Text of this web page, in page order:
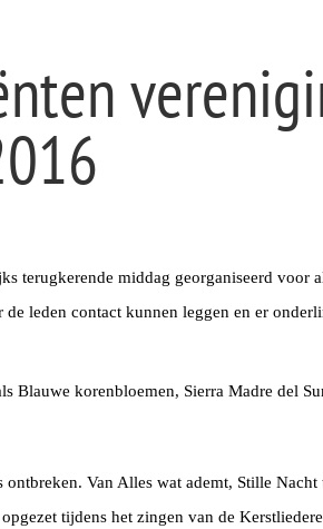
terugkerende middag georganiseerd voor
leden contact kunnen leggen en er
korenbloemen, Sierra Madre del
Van Alles wat ademt, Stille
tijdens het zingen van de